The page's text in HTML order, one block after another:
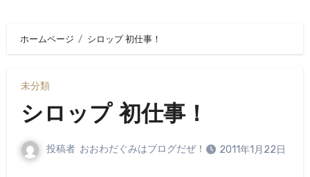
ホームページ シロップ 初仕事！
未分類
シロップ 初仕事！
投稿者 おおわだぐみはブログだぜ！ 2011年1月22日